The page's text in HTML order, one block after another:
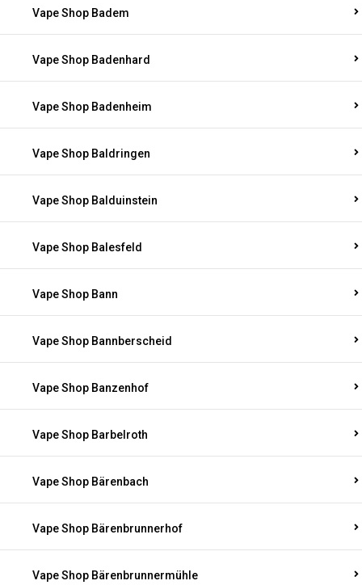
Vape Shop Badem
Vape Shop Badenhard
Vape Shop Badenheim
Vape Shop Baldringen
Vape Shop Balduinstein
Vape Shop Balesfeld
Vape Shop Bann
Vape Shop Bannberscheid
Vape Shop Banzenhof
Vape Shop Barbelroth
Vape Shop Bärenbach
Vape Shop Bärenbrunnerhof
Vape Shop Bärenbrunnermühle